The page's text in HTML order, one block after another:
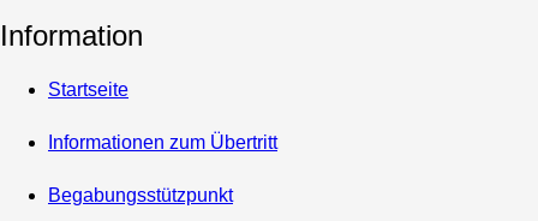
Information
Startseite
Informationen zum Übertritt
Begabungsstützpunkt